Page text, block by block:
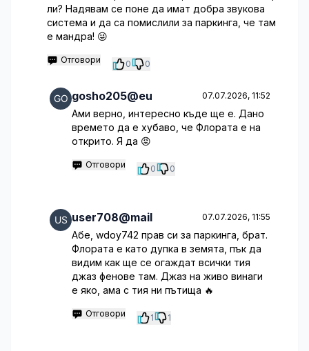
ли? Надявам се поне да имат добра звукова
система и да са помислили за паркинга, че там
е мандра! 😜
Отговори 0 0
gosho205@eu 07.07.2026, 11:52
Ами верно, интересно къде ще е. Дано
времето да е хубаво, че Флората е на
открито. Я да 😡
Отговори 0 0
user708@mail 07.07.2026, 11:55
Абе, wdoy742 прав си за паркинга, брат.
Флората е като дупка в земята, пък да
видим как ще се огаждат всички тия
джаз фенове там. Джаз на живо винаги
е яко, ама с тия ни пътища 🔥
Отговори 1 1